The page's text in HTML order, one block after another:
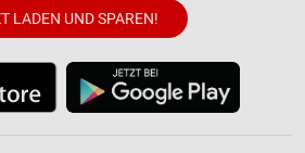
LADEN UND SPAREN!